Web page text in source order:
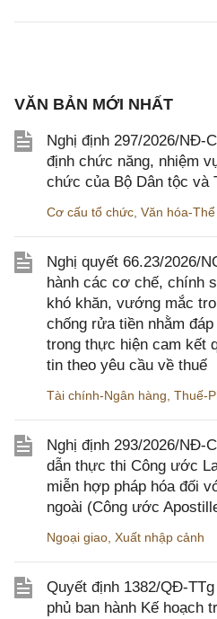
VĂN BẢN MỚI NHẤT
Nghị định 297/2026/NĐ-
định chức năng, nhiệm
chức của Bộ Dân tộc và
Cơ cấu tổ chức Văn hóa-
Nghị quyết 66.23/2026/
hành các cơ chế, chính
khó khăn, vướng mắc
chống rửa tiền nhằm
trong thực hiện cam kết
tin theo yêu cầu về thuế
Tài chính-Ngân hàng Thuế-
Nghị định 293/2026/NĐ-
dẫn thực thi Công ước
miễn hợp pháp hóa đối
ngoài (Công ước
Ngoại giao Xuất nhập cảnh
Quyết định 1382/QĐ-
phủ ban hành Kế hoạch